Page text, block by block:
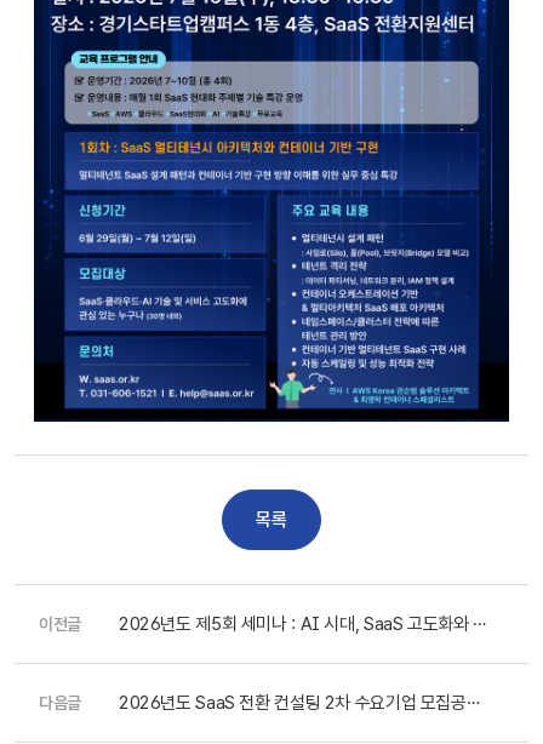
목록
이전글
2026년도 제5회 세미나 : AI 시대, SaaS 고도화와 비
다음글
2026년도 SaaS 전환 컨설팅 2차 수요기업 모집공고